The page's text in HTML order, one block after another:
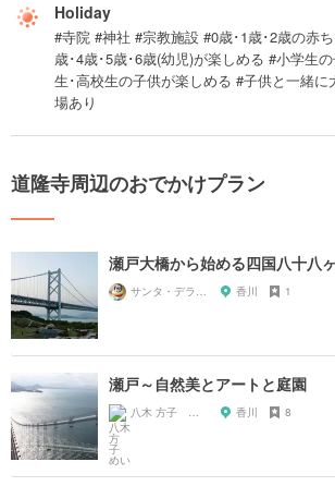
Holiday
#寺院 #神社 #宗教施設 #0歳･1歳･2歳の赤
歳･4歳･5歳･6歳(幼児)が楽しめる #小学生
生･高校生の子供が楽しめる #子供と一緒
場あり
道隆寺周辺のおでかけプラン
瀬戸大橋から始める四国八十八
サンタ・デラックス 香川 1
瀬戸～自然美とアートと庭園
八木 方子 めい 香川 8